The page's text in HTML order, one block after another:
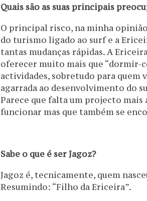
Quais são as suas principais
O principal risco, na minha
do turismo ligado ao surf e a
tantas mudanças rápidas. A
oferecer muito mais que “dormir-
actividades, sobretudo para quem
agarrada ao desenvolvimento do
Parece que falta um projecto mais
funcionar mas que também se
Sabe o que é ser Jagoz?
Jagoz é, tecnicamente, quem
Resumindo: “Filho da Ericeira”.